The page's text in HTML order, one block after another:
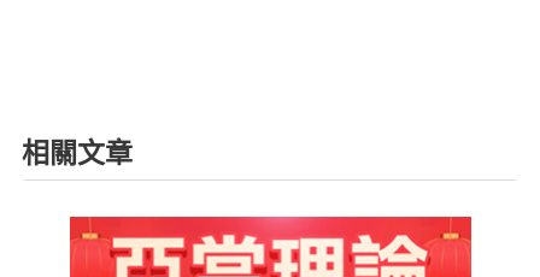
相關文章